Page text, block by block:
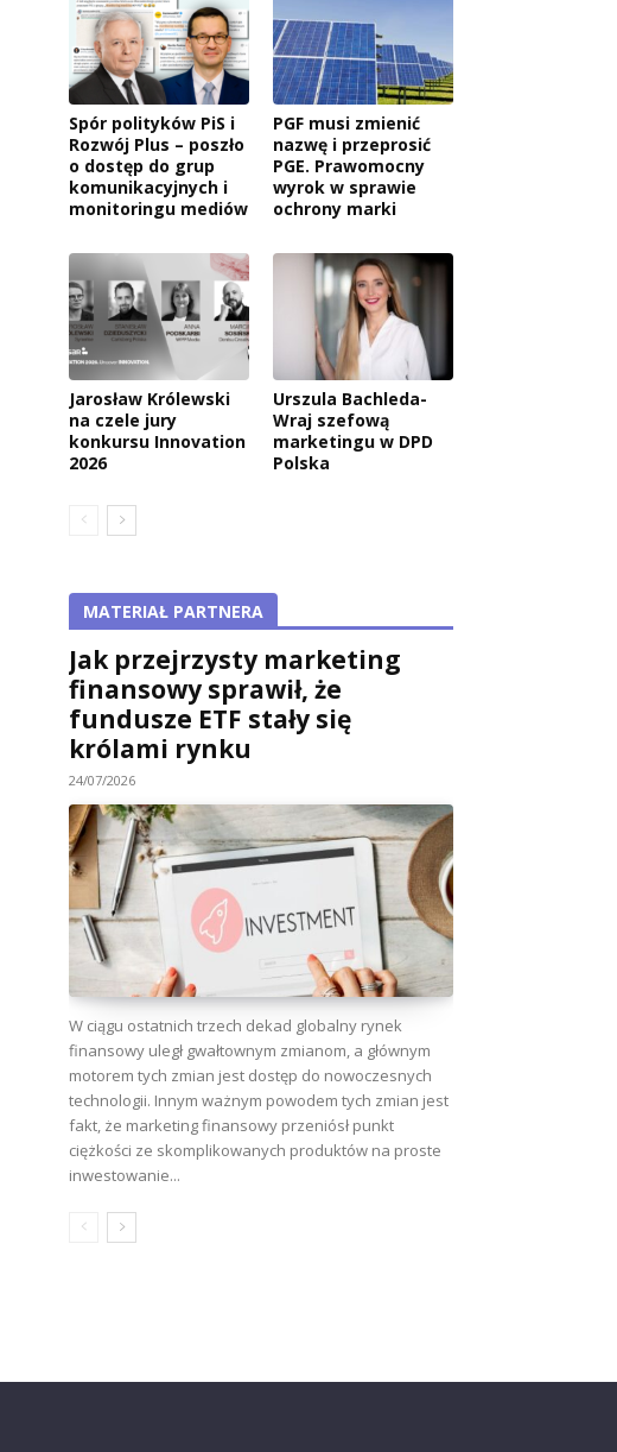
Spór polityków PiS i
Rozwój Plus – poszło
o dostęp do grup
komunikacyjnych i
monitoringu mediów
PGF musi zmienić
nazwę i przeprosić
PGE. Prawomocny
wyrok w sprawie
ochrony marki
Jarosław Królewski
na czele jury
konkursu Innovation
2026
Urszula Bachleda-
Wraj szefową
marketingu w DPD
Polska
MATERIAŁ PARTNERA
Jak przejrzysty marketing
finansowy sprawił, że
fundusze ETF stały się
królami rynku
24/07/2026
W ciągu ostatnich trzech dekad globalny rynek
finansowy uległ gwałtownym zmianom, a głównym
motorem tych zmian jest dostęp do nowoczesnych
technologii. Innym ważnym powodem tych zmian jest
fakt, że marketing finansowy przeniósł punkt
ciężkości ze skomplikowanych produktów na proste
inwestowanie...